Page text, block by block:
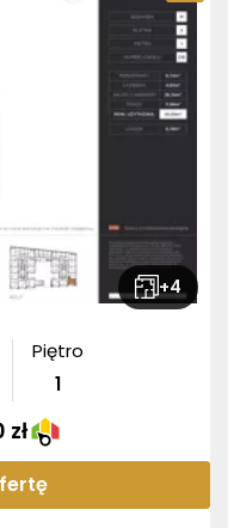
+4
Piętro
1
zł